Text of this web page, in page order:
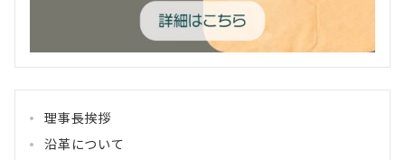
理事長挨拶
沿革について